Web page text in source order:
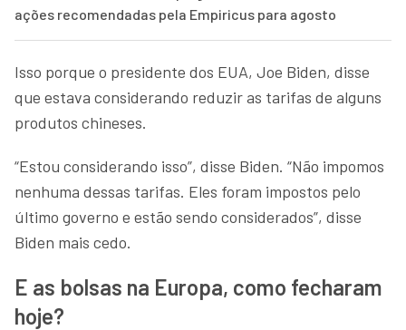
ações recomendadas pela Empiricus para agosto
Isso porque o presidente dos EUA, Joe Biden, disse
que estava considerando reduzir as tarifas de alguns
produtos chineses.
“Estou considerando isso”, disse Biden. “Não impomos
nenhuma dessas tarifas. Eles foram impostos pelo
último governo e estão sendo considerados”, disse
Biden mais cedo.
E as bolsas na Europa, como fecharam
hoje?